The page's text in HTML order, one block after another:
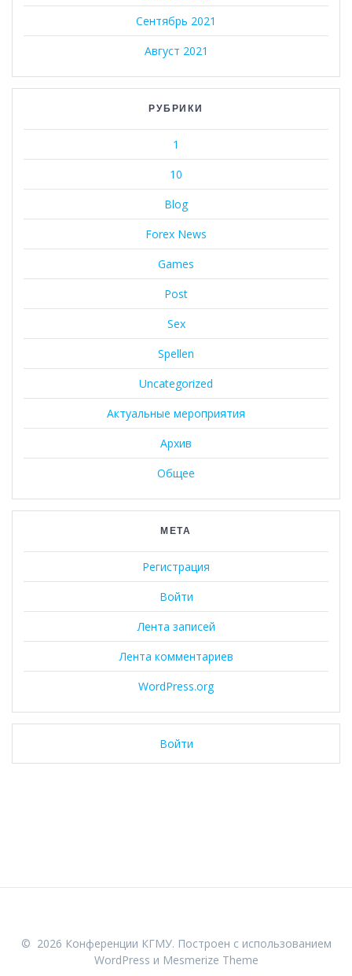
Сентябрь 2021
Август 2021
РУБРИКИ
1
10
Blog
Forex News
Games
Post
Sex
Spellen
Uncategorized
Актуальные мероприятия
Архив
Общее
МЕТА
Регистрация
Войти
Лента записей
Лента комментариев
WordPress.org
Войти
© 2026 Конференции КГМУ. Построен с использованием
WordPress и Mesmerize Theme